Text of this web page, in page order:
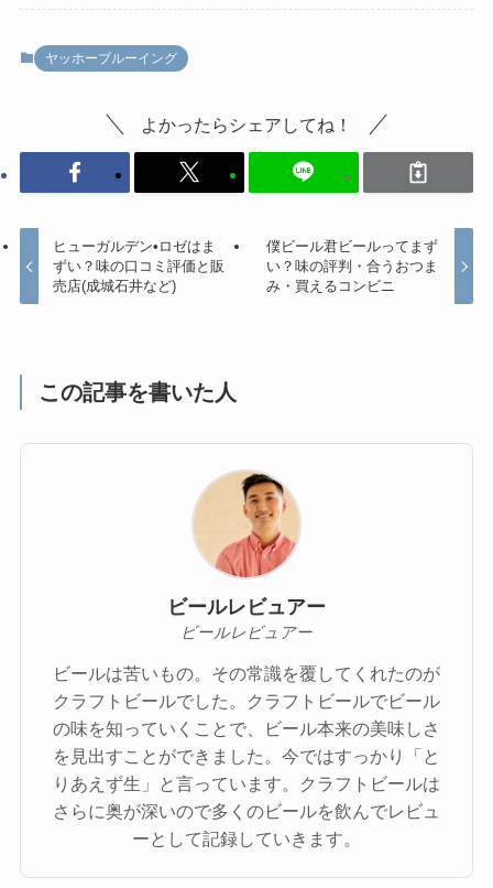
ヤッホーブルーイング
よかったらシェアしてね！
ヒューガルデン•ロゼはま
ずい？味の口コミ評価と販
売店(成城石井など)
僕ビール君ビールってまず
い？味の評判・合うおつま
み・買えるコンビニ
この記事を書いた人
ビールレビュアー
ビールレビュアー
ビールは苦いもの。その常識を覆してくれたのが
クラフトビールでした。クラフトビールでビール
の味を知っていくことで、ビール本来の美味しさ
を見出すことができました。今ではすっかり「と
りあえず生」と言っています。クラフトビールは
さらに奥が深いので多くのビールを飲んでレビュ
ーとして記録していきます。